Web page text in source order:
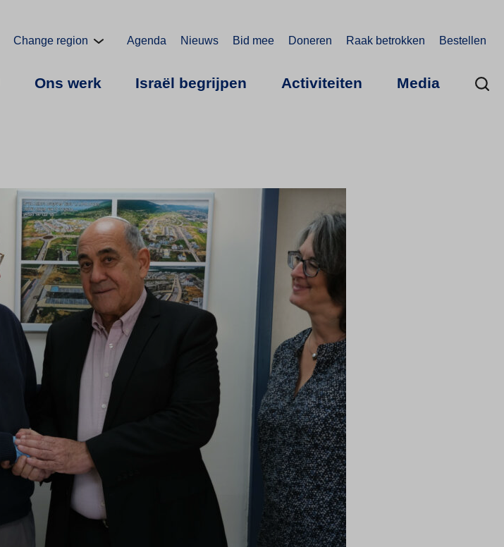
Change region Agenda Nieuws Bid mee Doneren Raak betrokken Bestellen
Ons werk Israël begrijpen Activiteiten Media